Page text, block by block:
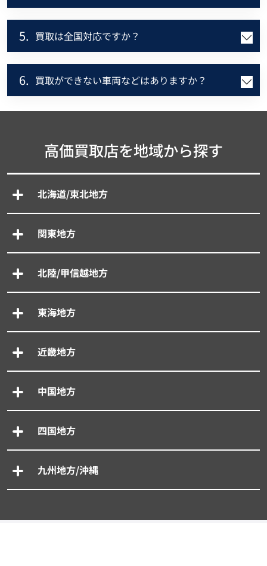
5. 買取は全国対応ですか？
6. 買取ができない車両などはありますか？
高価買取店を地域から探す
北海道/東北地方
関東地方
北陸/甲信越地方
東海地方
近畿地方
中国地方
四国地方
九州地方/沖縄